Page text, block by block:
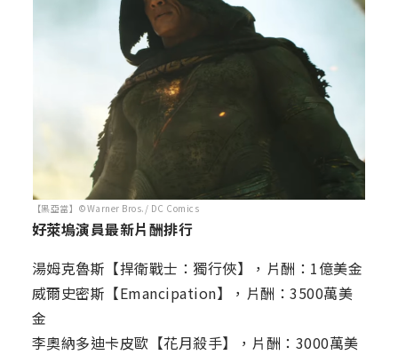
【黑亞當】©Warner Bros./ DC Comics
好萊塢演員最新片酬排行
湯姆克魯斯【捍衛戰士：獨行俠】，片酬：1億美金
威爾史密斯【Emancipation】，片酬：3500萬美
金
李奧納多迪卡皮歐【花月殺手】，片酬：3000萬美